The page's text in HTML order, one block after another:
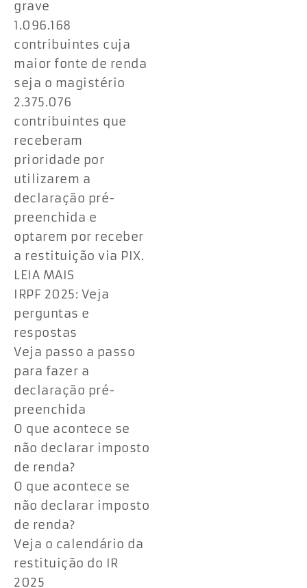
grave
1.096.168
contribuintes cuja
maior fonte de renda
seja o magistério
2.375.076
contribuintes que
receberam
prioridade por
utilizarem a
declaração pré-
preenchida e
optarem por receber
a restituição via PIX.
LEIA MAIS
IRPF 2025: Veja
perguntas e
respostas
Veja passo a passo
para fazer a
declaração pré-
preenchida
O que acontece se
não declarar imposto
de renda?
O que acontece se
não declarar imposto
de renda?
Veja o calendário da
restituição do IR
2025